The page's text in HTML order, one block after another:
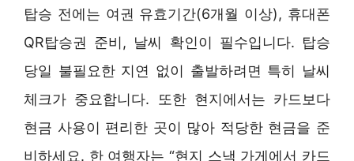
탑승 전에는 여권 유효기간(6개월 이상), 휴대폰
QR탑승권 준비, 날씨 확인이 필수입니다. 탑승
당일 불필요한 지연 없이 출발하려면 특히 날씨
체크가 중요합니다. 또한 현지에서는 카드보다
현금 사용이 편리한 곳이 많아 적당한 현금을 준
비하세요. 한 여행자는 “현지 스낵 가게에서 카드